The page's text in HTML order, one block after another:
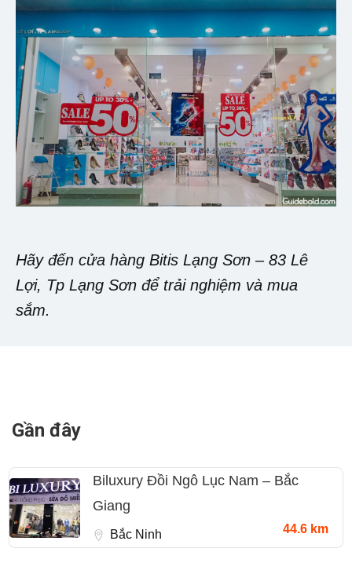
Hãy đến cửa hàng Bitis Lạng Sơn – 83 Lê
Lợi, Tp Lạng Sơn để trải nghiệm và mua
sắm.
Gần đây
Biluxury Đồi Ngô Lục Nam – Bắc
Giang
Bắc Ninh 44.6 km